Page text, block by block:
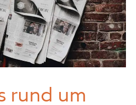
rund um